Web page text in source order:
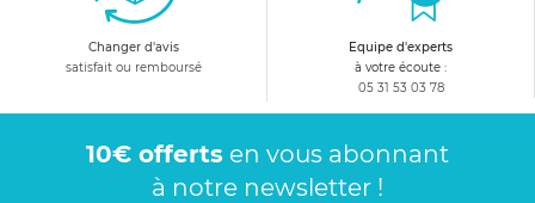
Changer d'avis
satisfait ou remboursé
Equipe d'experts
à votre écoute :
05 31 53 03 78
10€ offerts en vous abonnant
à notre newsletter !